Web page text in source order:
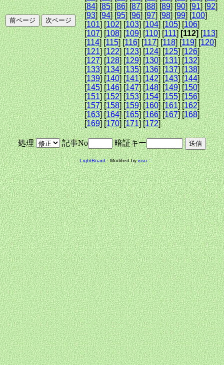
[84] [85] [86] [87] [88] [89] [90] [91] [92]
[93] [94] [95] [96] [97] [98] [99] [100]
[101] [102] [103] [104] [105] [106]
[107] [108] [109] [110] [111][112][113]
[114] [115] [116] [117] [118] [119] [120]
[121] [122] [123] [124] [125] [126]
[127] [128] [129] [130] [131] [132]
[133] [134] [135] [136] [137] [138]
[139] [140] [141] [142] [143] [144]
[145] [146] [147] [148] [149] [150]
[151] [152] [153] [154] [155] [156]
[157] [158] [159] [160] [161] [162]
[163] [164] [165] [166] [167] [168]
[169] [170] [171] [172]
処理 記事No 暗証キー
-LightBoard- Modified byisso